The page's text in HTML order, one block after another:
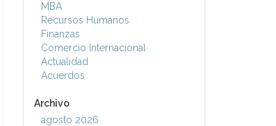
MBA
Recursos Humanos
Finanzas
Comercio Internacional
Actualidad
Acuerdos
Archivo
agosto 2026